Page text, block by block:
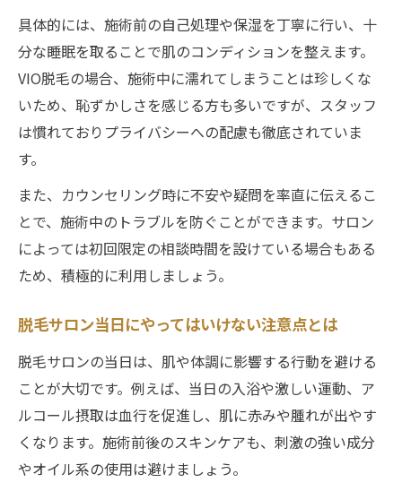
応法
脱毛サロン初回の効果を最大化する過ごし
方
施術後も安心な初回体験の過ごし方とコツ
脱毛サロン初回後に避けたい入浴や運動の
注意点
脱毛サロン施術後の赤みや乾燥を防ぐ工夫
初めての脱毛後にやってはいけない行動ま
とめ
脱毛サロン施術翌日の体調管理と過ごし方
具体的には、施術前の自己処理や保湿を丁寧に行い、十
分な睡眠を取ることで肌のコンディションを整えます。
VIO脱毛の場合、施術中に濡れてしまうことは珍しくな
いため、恥ずかしさを感じる方も多いですが、スタッフ
は慣れておりプライバシーへの配慮も徹底されていま
す。
また、カウンセリング時に不安や疑問を率直に伝えるこ
とで、施術中のトラブルを防ぐことができます。サロン
によっては初回限定の相談時間を設けている場合もある
ため、積極的に利用しましょう。
脱毛サロン当日にやってはいけない注意点とは
脱毛サロンの当日は、肌や体調に影響する行動を避ける
ことが大切です。例えば、当日の入浴や激しい運動、ア
ルコール摂取は血行を促進し、肌に赤みや腫れが出やす
くなります。施術前後のスキンケアも、刺激の強い成分
やオイル系の使用は避けましょう。